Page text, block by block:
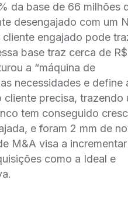
da base de 66 milhões
desengajado com um
cliente engajado pode
base traz cerca de R$
a “máquina de
necessidades e define
precisa, trazendo
tem conseguido
e foram 2 mm de
M&A visa a
como a Ideal e